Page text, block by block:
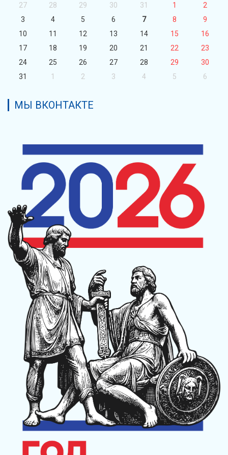
27
28 29 30 31 1
2
3
4 5 6 7 8
9
10
11 12 13 14 15
16
17
18 19 20 21 22
23
24
25 26 27 28 29
30
31
1 2 3 4 5 6
МЫ ВКОНТАКТЕ